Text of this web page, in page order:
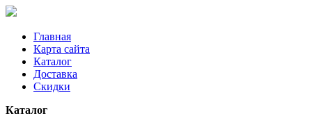
Главная
Карта сайта
Каталог
Доставка
Скидки
Каталог